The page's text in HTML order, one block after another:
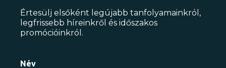
Értesülj elsőként legújabb tanfolyamainkról,
legfrissebb híreinkről és időszakos
promócióinkról.